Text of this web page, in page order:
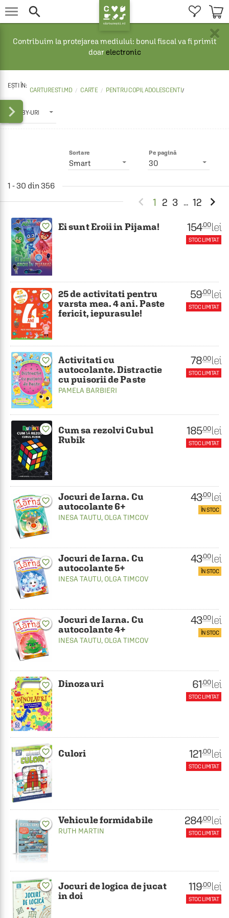
 
×
Contribuim la protejarea mediului: bonul fiscal va fi primit
doar electronic
CARTURESTI.MD CARTE PENTRU COPII, ADOLESCENTI/
HOBBY-URI

Pe pagină
30
Sortare
Smart
1 - 30 din 356
 1 2 3 ... 12 
favorite_border Ei sunt Eroii in Pijama! 154.00 lei
STOC LIMITAT
favorite_border
25 de activitati pentru
varsta mea. 4 ani. Paste
fericit, iepurasule!
59.00 lei
STOC LIMITAT
favorite_border
Activitati cu
autocolante. Distractie
cu puisorii de Paste
PAMELA BARBIERI
78.00 lei
STOC LIMITAT
favorite_border
Cum sa rezolvi Cubul
Rubik
185.00 lei
STOC LIMITAT
favorite_border
Jocuri de Iarna. Cu
autocolante 6+
INESA TAUTU, OLGA TIMCOV
43.00 lei
ÎN STOC
favorite_border
Jocuri de Iarna. Cu
autocolante 5+
INESA TAUTU, OLGA TIMCOV
43.00 lei
ÎN STOC
favorite_border
Jocuri de Iarna. Cu
autocolante 4+
INESA TAUTU, OLGA TIMCOV
43.00 lei
ÎN STOC
favorite_border Dinozauri 61.00 lei
STOC LIMITAT
favorite_border Culori 121.00 lei
STOC LIMITAT
favorite_border Vehicule formidabile
RUTH MARTIN
284.00 lei
STOC LIMITAT
favorite_border
Jocuri de logica de jucat
in doi
119.00 lei
STOC LIMITAT